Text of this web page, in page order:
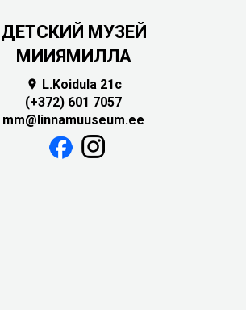
ДЕТСКИЙ МУЗЕЙ
МИИЯМИЛЛА
 L.Koidula 21c
(+372) 601 7057
mm@linnamuuseum.ee